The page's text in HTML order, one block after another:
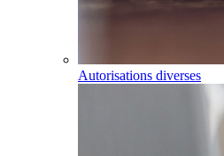
Autorisations diverses